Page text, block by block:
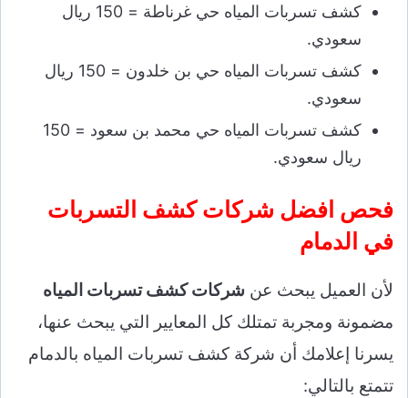
كشف تسربات المياه حي غرناطة = 150 ريال
سعودي.
كشف تسربات المياه حي بن خلدون = 150 ريال
سعودي.
كشف تسربات المياه حي محمد بن سعود = 150
ريال سعودي.
فحص افضل شركات كشف التسربات
في الدمام
لأن العميل يبحث عن شركات كشف تسربات المياه
مضمونة ومجربة تمتلك كل المعايير التي يبحث عنها،
يسرنا إعلامك أن شركة كشف تسربات المياه بالدمام
تتمتع بالتالي: